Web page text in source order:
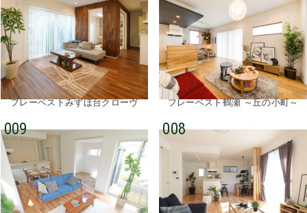
フレーベストみずほ台クローヴ フレーベスト鶴瀬 ～丘の小町～
009 008